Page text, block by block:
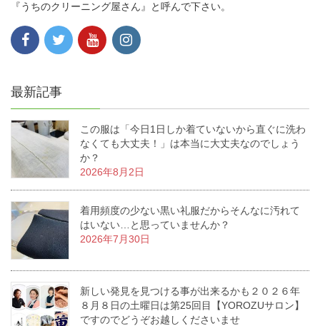
『うちのクリーニング屋さん』と呼んで下さい。
最新記事
この服は「今日1日しか着ていないから直ぐに洗わ
なくても大丈夫！」は本当に大丈夫なのでしょう
か？
2026年8月2日
着用頻度の少ない黒い礼服だからそんなに汚れて
はいない…と思っていませんか？
2026年7月30日
新しい発見を見つける事が出来るかも２０２６年
８月８日の土曜日は第25回目【YOROZUサロン】
ですのでどうぞお越しくださいませ